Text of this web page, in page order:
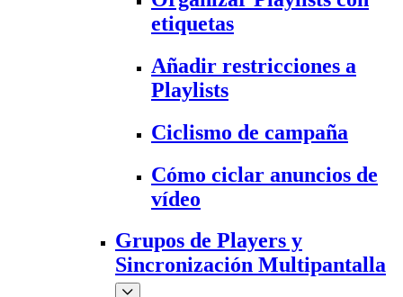
etiquetas
Añadir restricciones a
Playlists
Ciclismo de campaña
Cómo ciclar anuncios de
vídeo
Grupos de Players y
Sincronización Multipantalla